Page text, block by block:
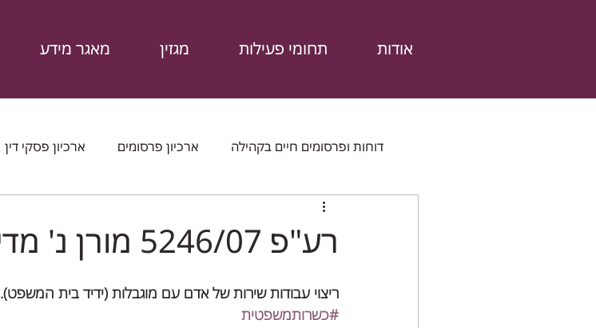
מאגר מידע מגזין תחומי פעילות אודות
ארכיון פסקי דין ארכיון פרסומים דוחות ופרסומים חיים בקהילה
מהתקשורת
רע"פ 5246/07 מורן נ' מדינת ישראל
ריצוי עבודות שירות של אדם עם מוגבלות (ידיד בית המשפט).
#כשרותמשפטית